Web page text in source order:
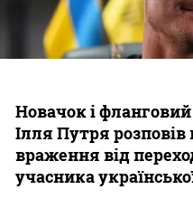
Новачок і
Ілля Путря розповів
враження від
учасника